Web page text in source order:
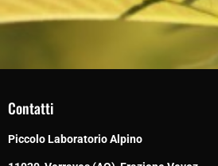
Contatti
Piccolo Laboratorio Alpino